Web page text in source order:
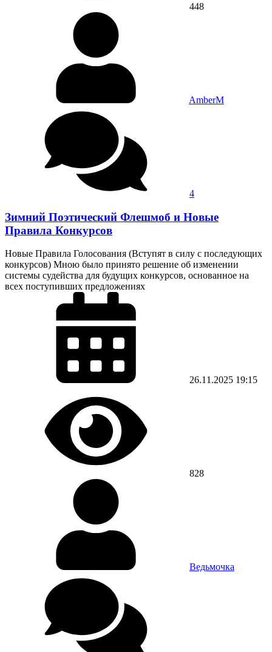
448
AmberM
4
Зимний Поэтический Флешмоб и Новые
Правила Конкурсов
Новые Правила Голосования (Вступят в силу с последующих
конкурсов) Мною было принято решение об изменении
системы судейства для будущих конкурсов, основанное на
всех поступивших предложениях
26.11.2025 19:15
828
Ведьмочка